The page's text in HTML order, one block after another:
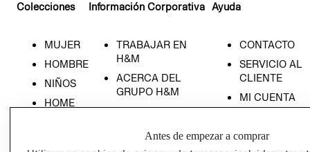
Colecciones
MUJER
HOMBRE
NIÑOS
HOME
Información Corporativa
TRABAJAR EN
H&M
ACERCA DEL
GRUPO H&M
RESPONSABILIDAD
Ayuda
CONTACTO
SERVICIO AL
CLIENTE
MI CUENTA
Antes de empezar a comprar